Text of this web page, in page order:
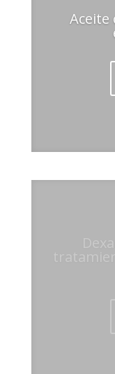
Aceite